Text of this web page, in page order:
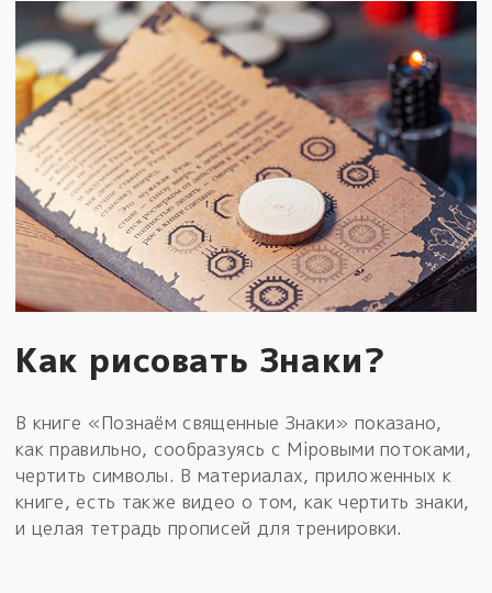
Как рисовать Знаки?
В книге «Познаём священные Знаки» показано,
как правильно, сообразуясь с Мiровыми потоками,
чертить символы. В материалах, приложенных к
книге, есть также видео о том, как чертить знаки,
и целая тетрадь прописей для тренировки.